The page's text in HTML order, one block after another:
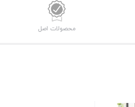
محصولات اصل